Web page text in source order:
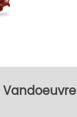
Vandoeuvre